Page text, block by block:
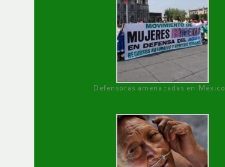
Defensoras amenazadas en México